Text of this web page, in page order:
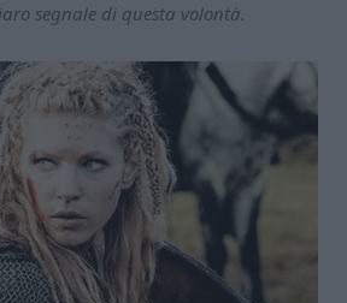
segnale di questa volontà.